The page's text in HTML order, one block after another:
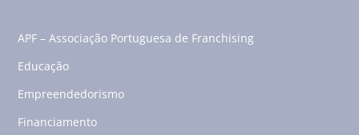
APF – Associação Portuguesa de Franchising
Educação
Empreendedorismo
Financiamento